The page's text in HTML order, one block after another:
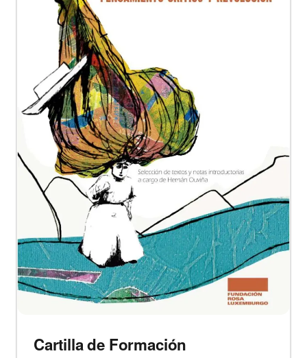
Cartilla de Formación